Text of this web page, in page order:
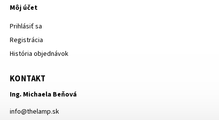
Môj účet
Prihlásiť sa
Registrácia
História objednávok
KONTAKT
Ing. Michaela Beňová
info@thelamp.sk